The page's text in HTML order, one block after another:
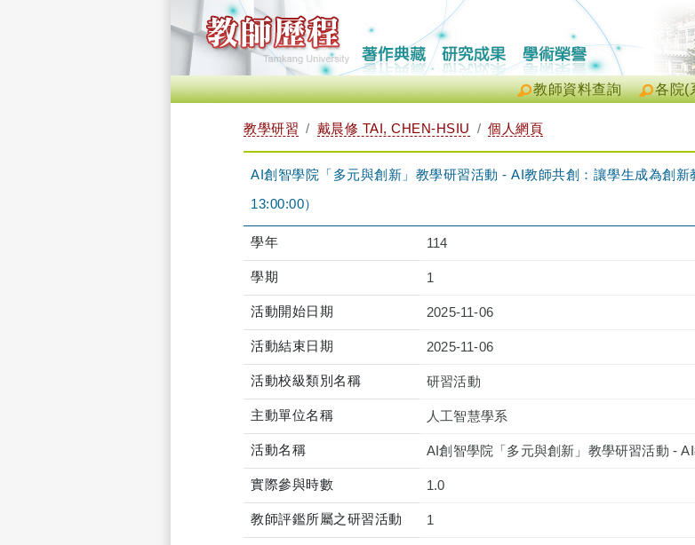
各院(
教師資料查詢
教學研習 戴晨修 TAI, CHEN-HSIU 個人網頁
AI創智學院「多元與創新」教學研習活動 - AI教師共創：讓學生成為創
13:00:00）
學年 114
學期 1
活動開始日期 2025-11-06
活動結束日期 2025-11-06
活動校級類別名稱 研習活動
主動單位名稱 人工智慧學系
活動名稱 AI創智學院「多元與創新」教學研習活動 -
實際參與時數 1.0
教師評鑑所屬之研習活動 1